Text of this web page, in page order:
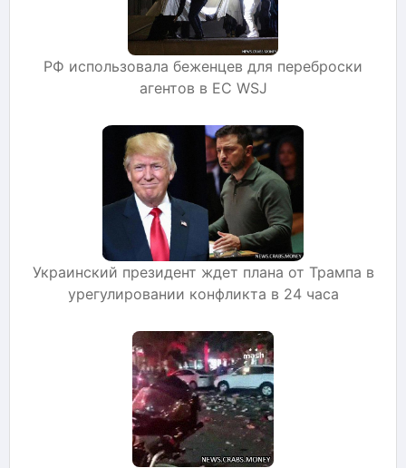
РФ использовала беженцев для переброски
агентов в ЕС WSJ
Украинский президент ждет плана от Трампа в
урегулировании конфликта в 24 часа